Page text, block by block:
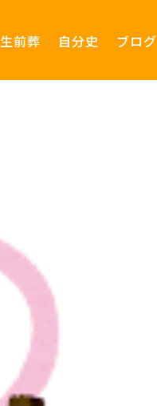
生前葬 自分史 ブログ